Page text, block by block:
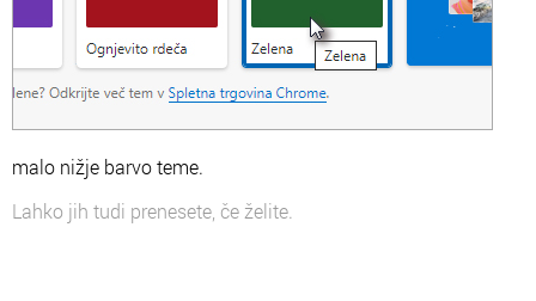
malo nižje barvo teme.
Lahko jih tudi prenesete, če želite.